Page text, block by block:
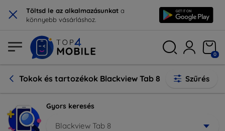
× Töltsd le az alkalmazásunkat a
könnyebb vásárláshoz.
0
Tokok és tartozékok Blackview Tab 8 Szűrés
Gyors keresés
Blackview Tab 8